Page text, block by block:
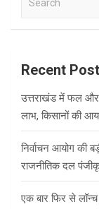
o
o
k
a
c
Recent
उत्तराखंड में फल और
लाभ, किसानों की
निर्वाचन आयोग की
राजनीतिक दल
एक बार फिर से